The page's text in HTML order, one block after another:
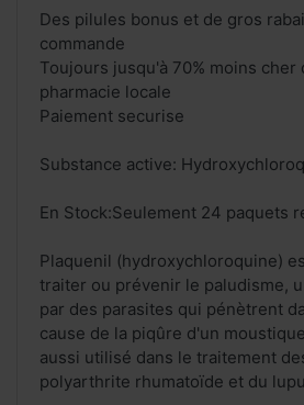
Des pilules bonus et de gros
commande
Toujours jusqu'à 70% moins cher
pharmacie locale
Paiement securise
Substance active:
En Stock:Seulement 24 paquets
Plaquenil (hydroxychloroquine)
traiter ou prévenir le paludisme,
par des parasites qui pénètrent
cause de la piqûre d'un
aussi utilisé dans le traitement
polyarthrite rhumatoïde et du